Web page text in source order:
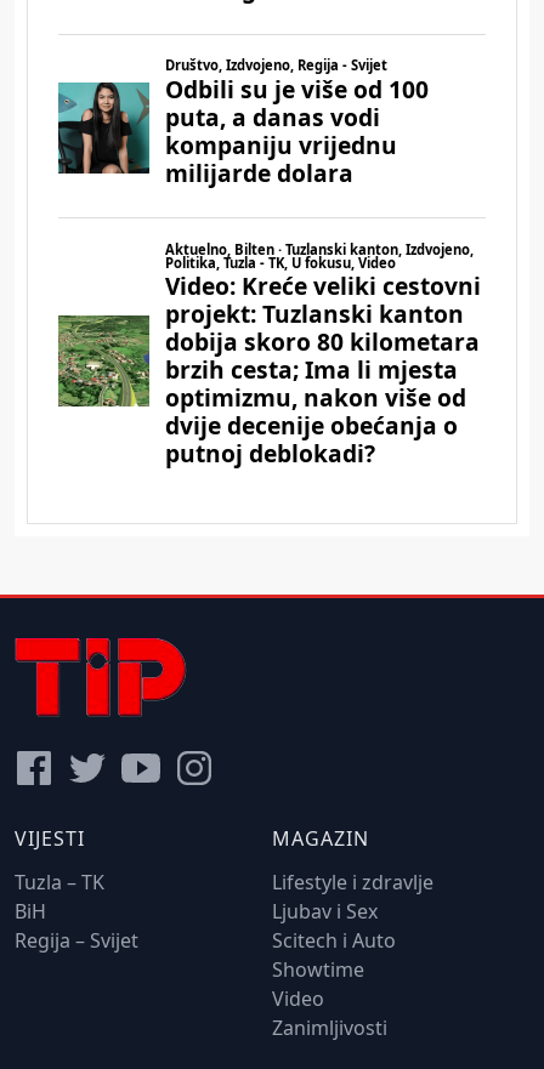
VIJESTI
Tuzla – TK
BiH
Regija – Svijet
MAGAZIN
Lifestyle i zdravlje
Ljubav i Sex
Scitech i Auto
Showtime
Video
Zanimljivosti